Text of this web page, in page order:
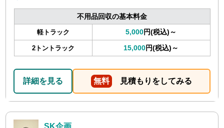
不用品回収の基本料金
軽トラック 5,000円(税込)～
2トントラック 15,000円(税込)～
詳細を見る 無料 見積もりをしてみる
SK企画